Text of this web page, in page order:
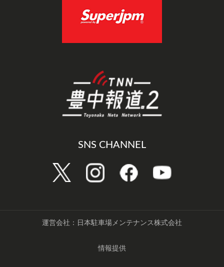
SNS CHANNEL
運営会社：日本駐車場メンテナンス株式会社
情報提供